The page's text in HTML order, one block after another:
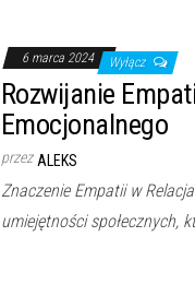
6 marca 2024 Wyłącz
Rozwijanie
Emocjonalnego
przez ALEKS
Znaczenie Empatii w
umiejętności społecznych,